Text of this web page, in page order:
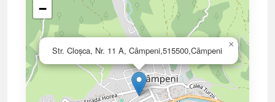
Str. Cloșca, Nr. 11 A, Câmpeni,515500,Câmpeni
×
−